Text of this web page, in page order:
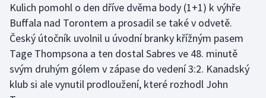
Kulich pomohl o den dříve dvěma body (1+1) k výhře
Buffala nad Torontem a prosadil se také v odvetě.
Český útočník uvolnil u úvodní branky křížným pasem
Tage Thompsona a ten dostal Sabres ve 48. minutě
svým druhým gólem v zápase do vedení 3:2. Kanadský
klub si ale vynutil prodloužení, které rozhodl John